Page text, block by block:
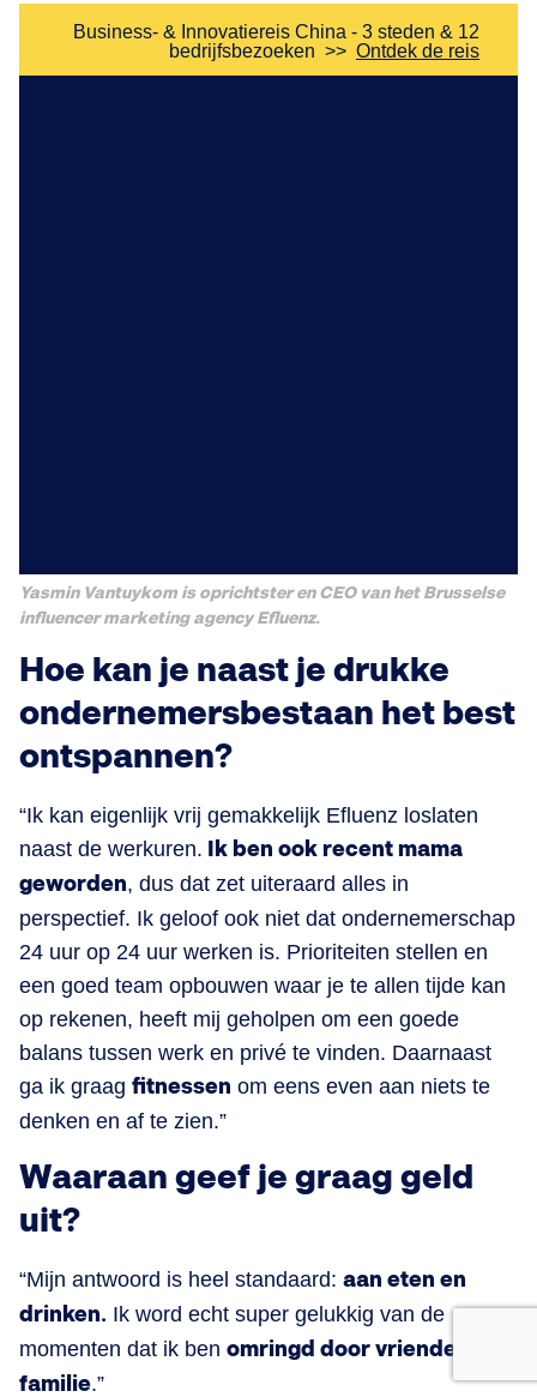
Business- & Innovatiereis China - 3 steden & 12
bedrijfsbezoeken >> Ontdek de reis
Yasmin Vantuykom is oprichtster en CEO van het Brusselse
influencer marketing agency Efluenz.
Hoe kan je naast je drukke
ondernemersbestaan het best
ontspannen?
“Ik kan eigenlijk vrij gemakkelijk Efluenz loslaten
naast de werkuren. Ik ben ook recent mama
geworden, dus dat zet uiteraard alles in
perspectief. Ik geloof ook niet dat ondernemerschap
24 uur op 24 uur werken is. Prioriteiten stellen en
een goed team opbouwen waar je te allen tijde kan
op rekenen, heeft mij geholpen om een goede
balans tussen werk en privé te vinden. Daarnaast
ga ik graag fitnessen om eens even aan niets te
denken en af te zien.”
Waaraan geef je graag geld
uit?
“Mijn antwoord is heel standaard: aan eten en
drinken. Ik word echt super gelukkig van de
momenten dat ik ben omringd door vrienden en
familie.”